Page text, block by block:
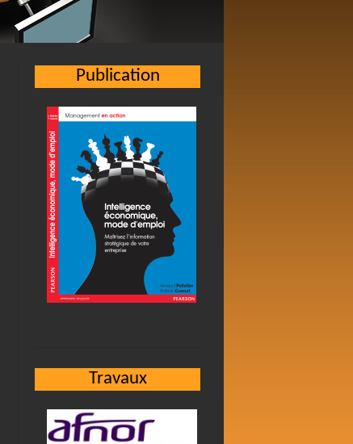
Publication
Travaux